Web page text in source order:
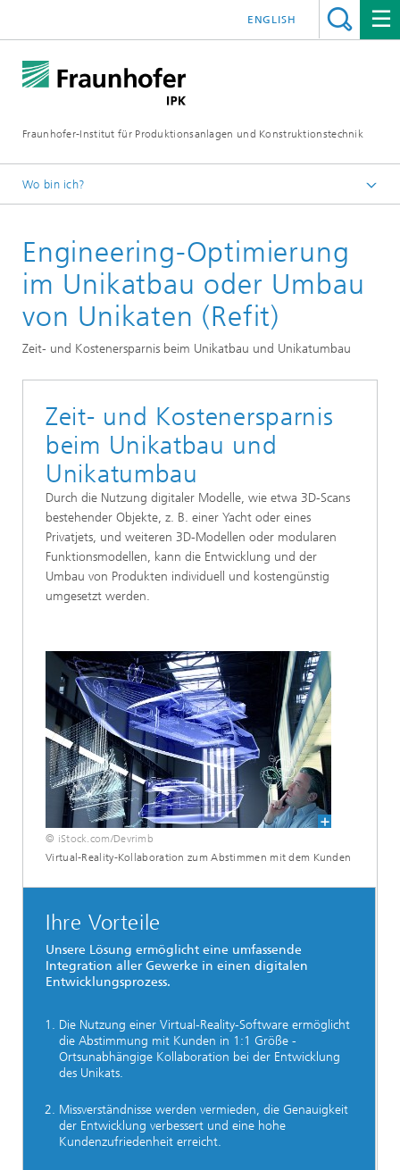
Fraunhofer-Institut für Produktionsanlagen und Konstruktionstechnik
ENGLISH
Wo bin ich?
Kompetenzen & Lösungen
Digital Engineering
Engineering-Optimierung
im Unikatbau oder Umbau
von Unikaten (Refit)
Zeit- und Kostenersparnis beim Unikatbau und Unikatumbau
Zeit- und Kostenersparnis
beim Unikatbau und
Unikatumbau
Durch die Nutzung digitaler Modelle, wie etwa 3D-Scans
bestehender Objekte, z. B. einer Yacht oder eines
Privatjets, und weiteren 3D-Modellen oder modularen
Funktionsmodellen, kann die Entwicklung und der
Umbau von Produkten individuell und kostengünstig
umgesetzt werden.
© iStock.com/Devrimb
Virtual-Reality-Kollaboration zum Abstimmen mit dem Kunden
Ihre Vorteile
Unsere Lösung ermöglicht eine umfassende
Integration aller Gewerke in einen digitalen
Entwicklungsprozess.
Die Nutzung einer Virtual-Reality-Software ermöglicht
die Abstimmung mit Kunden in 1:1 Größe -
Ortsunabhängige Kollaboration bei der Entwicklung
des Unikats.
Missverständnisse werden vermieden, die Genauigkeit
der Entwicklung verbessert und eine hohe
Kundenzufriedenheit erreicht.